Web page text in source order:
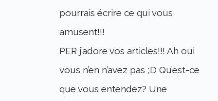
pourrais écrire ce qui vous
amusent!!!
PER j’adore vos articles!!! Ah oui
vous n’en n’avez pas ;D Qu’est-ce
que vous entendez? Une